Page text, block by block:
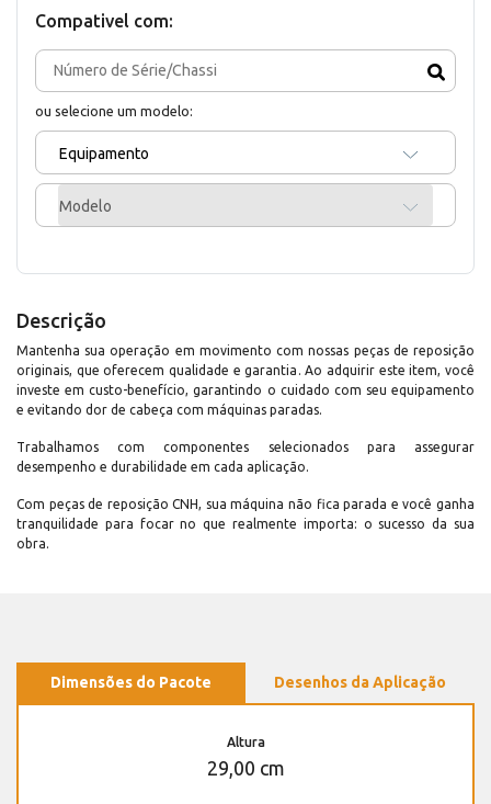
Compativel com:
ou selecione um modelo:
Equipamento
Modelo
Descrição
Mantenha sua operação em movimento com nossas peças de reposição
originais, que oferecem qualidade e garantia. Ao adquirir este item, você
investe em custo-benefício, garantindo o cuidado com seu equipamento
e evitando dor de cabeça com máquinas paradas.
Trabalhamos com componentes selecionados para assegurar
desempenho e durabilidade em cada aplicação.
Com peças de reposição CNH, sua máquina não fica parada e você ganha
tranquilidade para focar no que realmente importa: o sucesso da sua
obra.
Dimensões do Pacote Desenhos da Aplicação
Altura
29,00 cm